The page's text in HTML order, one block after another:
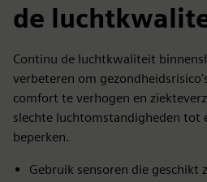
de
Continu de luchtkwaliteit
verbeteren om
comfort te verhogen en
slechte luchtomstandigheden tot
beperken.
Gebruik sensoren die geschikt